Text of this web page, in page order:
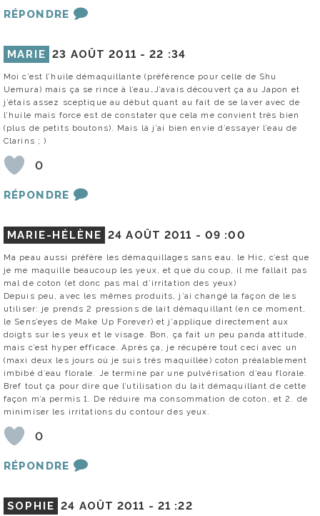
RÉPONDRE
MARIE 23 AOÛT 2011 -22 :34
Moi c’est l’huile démaquillante (préférence pour celle de Shu
Uemura) mais ça se rince à l’eau…J’avais découvert ça au Japon et
j’étais assez sceptique au début quant au fait de se laver avec de
l’huile mais force est de constater que cela me convient très bien
(plus de petits boutons). Mais là j’ai bien envie d’essayer l’eau de
Clarins ; )
0
RÉPONDRE
MARIE-HÉLÈNE 24 AOÛT 2011 - 09 :00
Ma peau aussi préfère les démaquillages sans eau. le Hic, c’est que
je me maquille beaucoup les yeux, et que du coup, il me fallait pas
mal de coton (et donc pas mal d’irritation des yeux)
Depuis peu, avec les mêmes produits, j’ai changé la façon de les
utiliser: je prends 2 pressions de lait démaquillant (en ce moment,
le Sens’eyes de Make Up Forever) et j’applique directement aux
doigts sur les yeux et le visage. Bon, ça fait un peu panda attitude,
mais c’est hyper efficace. Après ça, je récupère tout ceci avec un
(maxi deux les jours où je suis très maquillée) coton préalablement
imbibé d’eau florale. Je termine par une pulvérisation d’eau florale.
Bref tout ça pour dire que l’utilisation du lait démaquillant de cette
façon m’a permis 1. De réduire ma consommation de coton, et 2. de
minimiser les irritations du contour des yeux.
0
RÉPONDRE
SOPHIE 24 AOÛT 2011 - 21 :22